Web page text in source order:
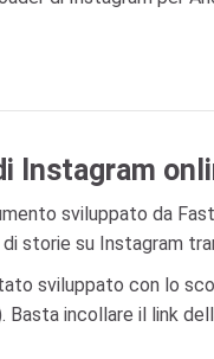
Instagram
sviluppato da
storie su Instagram
sviluppato con lo
Basta incollare il link